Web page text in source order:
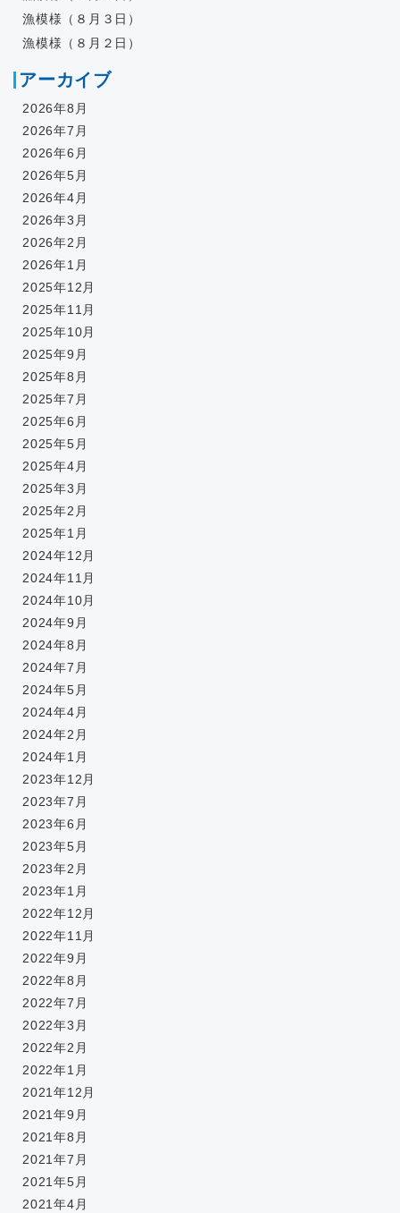
漁模様（８月３日）
漁模様（８月２日）
アーカイブ
2026年8月
2026年7月
2026年6月
2026年5月
2026年4月
2026年3月
2026年2月
2026年1月
2025年12月
2025年11月
2025年10月
2025年9月
2025年8月
2025年7月
2025年6月
2025年5月
2025年4月
2025年3月
2025年2月
2025年1月
2024年12月
2024年11月
2024年10月
2024年9月
2024年8月
2024年7月
2024年5月
2024年4月
2024年2月
2024年1月
2023年12月
2023年7月
2023年6月
2023年5月
2023年2月
2023年1月
2022年12月
2022年11月
2022年9月
2022年8月
2022年7月
2022年3月
2022年2月
2022年1月
2021年12月
2021年9月
2021年8月
2021年7月
2021年5月
2021年4月